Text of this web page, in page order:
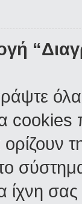
cookies
ίχνη